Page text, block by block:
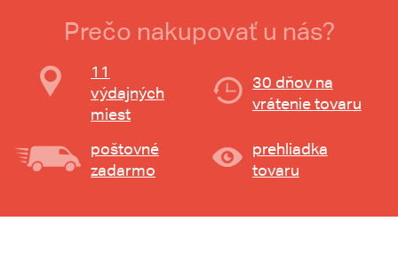
Prečo nakupovať u nás?
11
výdajných
miest
30 dňov na
vrátenie tovaru
poštovné
zadarmo
prehliadka
tovaru